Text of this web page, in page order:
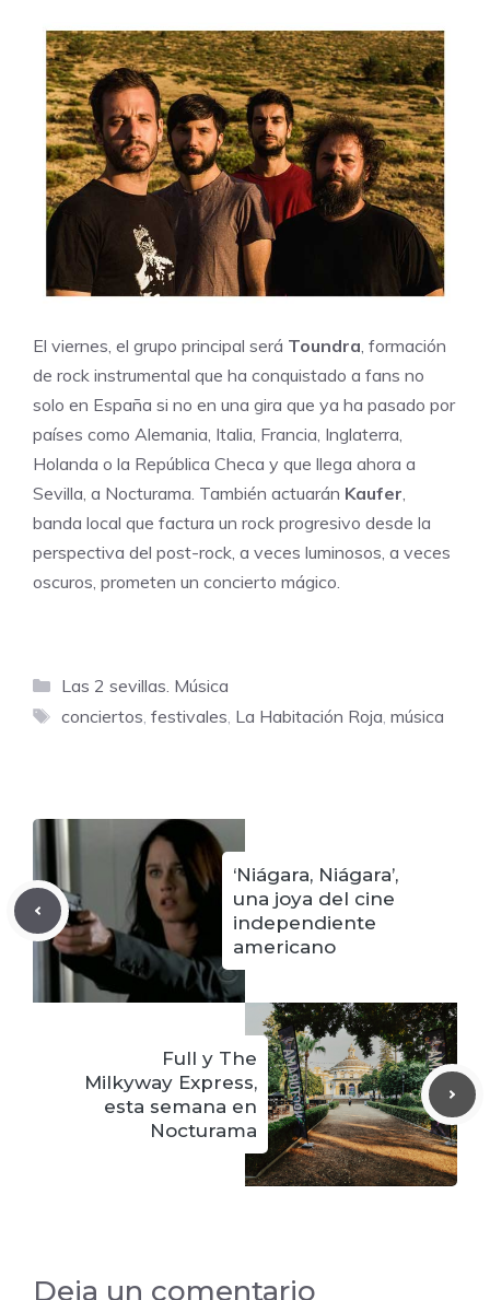
El viernes, el grupo principal será Toundra , formación
de rock instrumental que ha conquistado a fans no
solo en España si no en una gira que ya ha pasado por
países como Alemania, Italia, Francia, Inglaterra,
Holanda o la República Checa y que llega ahora a
Sevilla, a Nocturama. También actuarán Kaufer
banda local que factura un rock progresivo desde la
perspectiva del post-rock, a veces luminosos, a veces
oscuros, prometen un concierto mágico.
Categorías
Las 2 sevillas. Música
Etiquetas
conciertos, festivales, La Habitación Roja, música
‘Niágara, Niágara’,
una joya del cine
independiente
americano
Full y The
Milkyway Express,
esta semana en
Nocturama
Deja un comentario